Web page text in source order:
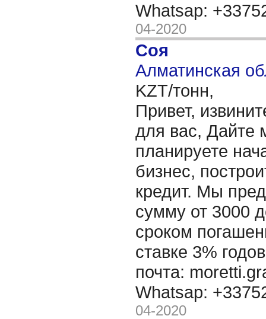
Whatsap:
04-2020
Соя
Алматинская
KZT/тонн,
Привет,
для вас, Дайте
планируете
бизнес,
кредит. Мы
сумму от 3000
сроком
ставке 3%
почта:
Whatsap:
04-2020